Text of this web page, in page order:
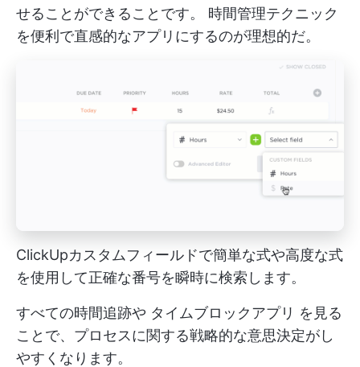
せることができることです。 時間管理テクニック
を便利で直感的なアプリにするのが理想的だ。
ClickUpカスタムフィールドで簡単な式や高度な式
を使用して正確な番号を瞬時に検索します。
すべての時間追跡や タイムブロックアプリ を見る
ことで、プロセスに関する戦略的な意思決定がし
やすくなります。